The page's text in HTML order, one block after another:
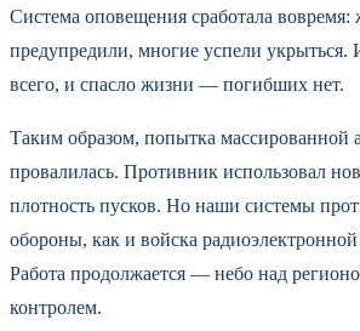
Система оповещения сработала вовремя:
предупредили, многие успели укрыться.
всего, и спасло жизни — погибших нет.
Таким образом, попытка массированной
провалилась. Противник использовал
плотность пусков. Но наши системы
обороны, как и войска
Работа продолжается — небо над
контролем.